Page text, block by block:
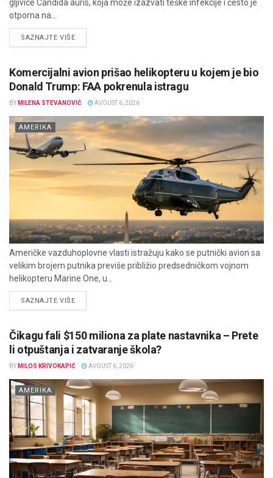
gljivice Candida auris, koja može izazvati teške infekcije i često je
otporna na...
SAZNAJTE VIŠEDETAILS
Komercijalni avion prišao helikopteru u kojem je bio
Donald Trump: FAA pokrenula istragu
BY MILENA STEVANOVIĆ AVGUST 6, 2026
AMERIKA
Američke vazduhoplovne vlasti istražuju kako se putnički avion sa
velikim brojem putnika previše približio predsedničkom vojnom
helikopteru Marine One, u...
SAZNAJTE VIŠEDETAILS
Čikagu fali $150 miliona za plate nastavnika – Prete
li otpuštanja i zatvaranje škola?
BY MILOS KRIVOKAPIĆ AVGUST 6, 2026
AMERIKA